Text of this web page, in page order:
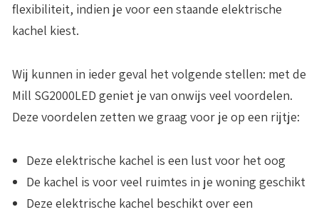
flexibiliteit, indien je voor een staande elektrische
kachel kiest.
Wij kunnen in ieder geval het volgende stellen: met de
Mill SG2000LED geniet je van onwijs veel voordelen.
Deze voordelen zetten we graag voor je op een rijtje:
Deze elektrische kachel is een lust voor het oog
De kachel is voor veel ruimtes in je woning geschikt
Deze elektrische kachel beschikt over een